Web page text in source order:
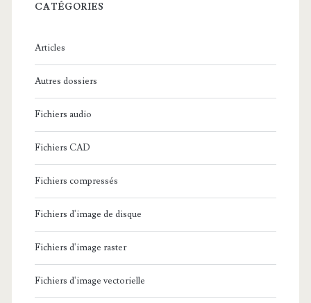
c
:
CATÉGORIES
Articles
Autres dossiers
Fichiers audio
Fichiers CAD
Fichiers compressés
Fichiers d'image de disque
Fichiers d'image raster
Fichiers d'image vectorielle